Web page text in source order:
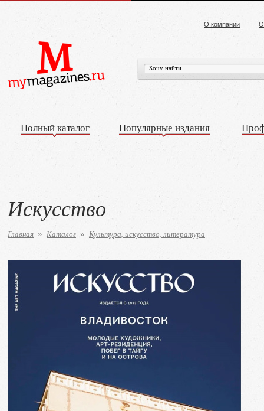
О компании
Полный каталог Популярные издания
Искусство
Главная » Каталог » Культура, искусство, литература